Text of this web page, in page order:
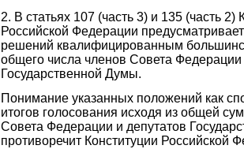
2. В статьях 107 (часть 3) и 135 (часть 2)
Российской Федерации
решений квалифицированным
общего числа членов Совета Федерации
Государственной Думы.
Понимание указанных положений как
итогов голосования исходя из общей
Совета Федерации и депутатов
противоречит Конституции Российской